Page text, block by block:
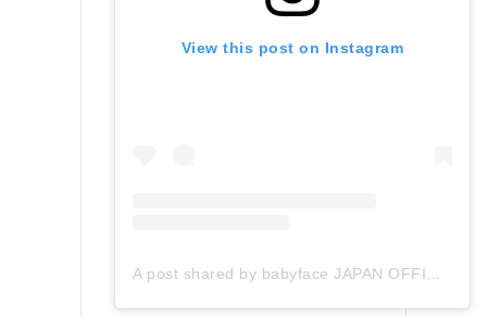
View this post on Instagram
A post shared by babyface JAPAN OFFICIAL (@babyface_japan)